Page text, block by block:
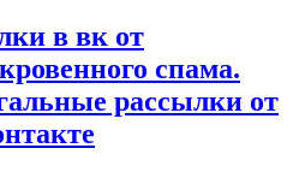
в вк от
спама.
рассылки от